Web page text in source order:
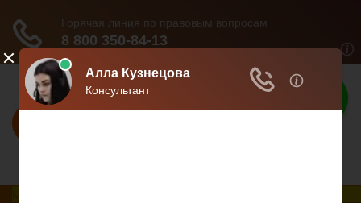
Взвешенное
решение